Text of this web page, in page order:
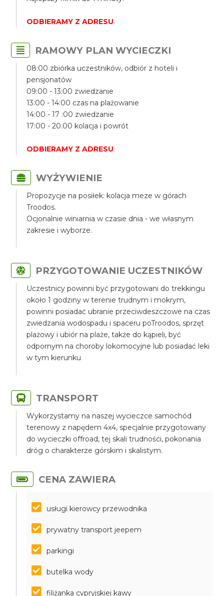
ODBIERAMY Z ADRESU
RAMOWY PLAN WYCIECZKI
08:00 zbiórka uczestników, odbiór z hoteli i
pensjonatów
09:00 - 13:00 zwiedzanie
13:00 - 14:00 czas na plażowanie
14:00 - 17 :00 zwiedzanie
17:00 - 20.00 kolacja i powrót
ODBIERAMY Z ADRESU
WYŻYWIENIE
Propozycje na posiłek: kolacja meze w górach
Troodos.
Ocjonalnie winiarnia w czasie dnia - we własnym
zakresie i wyborze.
PRZYGOTOWANIE UCZESTNIKÓW
Uczestnicy powinni być przygotowani do trekkingu
około 1 godziny w terenie trudnym i mokrym,
powinni posiadać ubranie przeciwdeszczowe na czas
zwiedzania wodospadu i spaceru poTroodos, sprzęt
plażowy i ubiór na plaże, także do kąpieli, być
odpornym na choroby lokomocyjne lub posiadać leki
w tym kierunku
TRANSPORT
Wykorzystamy na naszej wycieczce samochód
terenowy z napędem 4x4, specjalnie przygotowany
do wycieczki offroad, tej skali trudności, pokonania
dróg o charakterze górskim i skalistym.
CENA ZAWIERA
usługi kierowcy przewodnika
prywatny transport jeepem
parkingi
butelka wody
filiżanka cypryjskiej kawy